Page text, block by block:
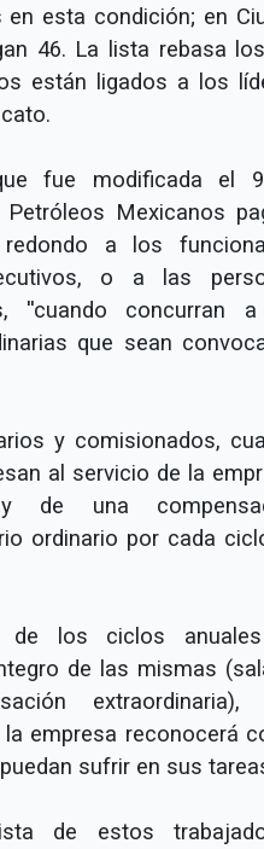
esta condición; en
46. La lista rebasa
están ligados a los
fue modificada el
Mexicanos
a los
o a las
''cuando concurran
que sean
y comisionados,
al servicio de la
de una
ordinario por cada
de los ciclos
de las mismas
extraordinaria),
empresa reconocerá
sufrir en sus
de estos